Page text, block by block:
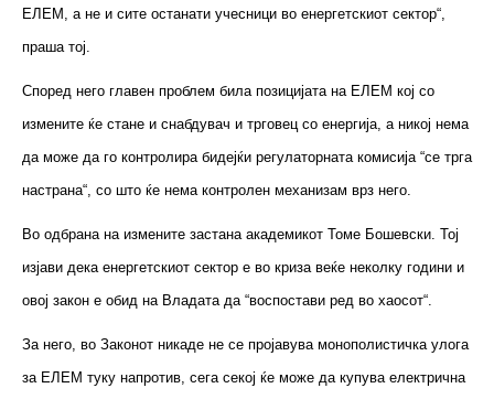
ЕЛЕМ, а не и сите останати учесници во енергетскиот сектор“,
праша тој.
Според него главен проблем била позицијата на ЕЛЕМ кој со
измените ќе стане и снабдувач и трговец со енергија, а никој нема
да може да го контролира бидејќи регулаторната комисија “се трга
настрана“, со што ќе нема контролен механизам врз него.
Во одбрана на измените застана академикот Томе Бошевски. Тој
изјави дека енергетскиот сектор е во криза веќе неколку години и
овој закон е обид на Владата да “воспостави ред во хаосот“.
За него, во Законот никаде не се пројавува монополистичка улога
за ЕЛЕМ туку напротив, сега секој ќе може да купува електрична